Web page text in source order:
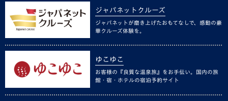
ジャパネットクルーズ
ジャパネットが磨き上げたおもてなしで、感動の豪
華クルーズ体験を。
ゆこゆこ
お客様の『良質な温泉旅』をお手伝い。国内の旅
館・宿・ホテルの宿泊予約サイト